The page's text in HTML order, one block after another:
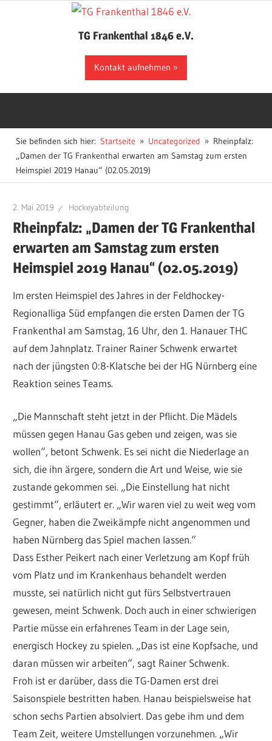
TG Frankenthal 1846 e.V.
Kontakt aufnehmen
Sie befinden sich hier: Startseite Uncategorized
Rheinpfalz:
„Damen der TG Frankenthal erwarten am Samstag zum ersten
Heimspiel 2019 Hanau“ (02.05.2019)
2. Mai 2019 Hockeyabteilung
Rheinpfalz: „Damen der TG Frankenthal
erwarten am Samstag zum ersten
Heimspiel 2019 Hanau“ (02.05.2019)
Im ersten Heimspiel des Jahres in der Feldhockey-
Regionalliga Süd empfangen die ersten Damen der TG
Frankenthal am Samstag, 16 Uhr, den 1. Hanauer THC
auf dem Jahnplatz. Trainer Rainer Schwenk erwartet
nach der jüngsten 0:8-Klatsche bei der HG Nürnberg eine
Reaktion seines Teams.
„Die Mannschaft steht jetzt in der Pflicht. Die Mädels
müssen gegen Hanau Gas geben und zeigen, was sie
wollen“, betont Schwenk. Es sei nicht die Niederlage an
sich, die ihn ärgere, sondern die Art und Weise, wie sie
zustande gekommen sei. „Die Einstellung hat nicht
gestimmt“, erläutert er. „Wir waren viel zu weit weg vom
Gegner, haben die Zweikämpfe nicht angenommen und
haben Nürnberg das Spiel machen lassen.“
Dass Esther Peikert nach einer Verletzung am Kopf früh
vom Platz und im Krankenhaus behandelt werden
musste, sei natürlich nicht gut fürs Selbstvertrauen
gewesen, meint Schwenk. Doch auch in einer schwierigen
Partie müsse ein erfahrenes Team in der Lage sein,
energisch Hockey zu spielen. „Das ist eine Kopfsache, und
daran müssen wir arbeiten“, sagt Rainer Schwenk.
Froh ist er darüber, dass die TG-Damen erst drei
Saisonspiele bestritten haben. Hanau beispielsweise hat
schon sechs Partien absolviert. Das gebe ihm und dem
Team Zeit, weitere Umstellungen vorzunehmen. „Wir